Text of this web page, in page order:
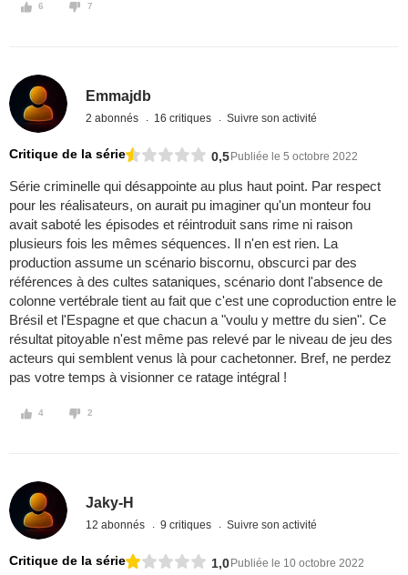
6 7
Emmajdb
2 abonnés 16 critiques Suivre son activité
Critique de la série 0,5Publiée le 5 octobre 2022
Série criminelle qui désappointe au plus haut point. Par respect
pour les réalisateurs, on aurait pu imaginer qu'un monteur fou
avait saboté les épisodes et réintroduit sans rime ni raison
plusieurs fois les mêmes séquences. Il n'en est rien. La
production assume un scénario biscornu, obscurci par des
références à des cultes sataniques, scénario dont l'absence de
colonne vertébrale tient au fait que c'est une coproduction entre le
Brésil et l'Espagne et que chacun a "voulu y mettre du sien". Ce
résultat pitoyable n'est même pas relevé par le niveau de jeu des
acteurs qui semblent venus là pour cachetonner. Bref, ne perdez
pas votre temps à visionner ce ratage intégral !
4 2
Jaky-H
12 abonnés 9 critiques Suivre son activité
Critique de la série 1,0Publiée le 10 octobre 2022